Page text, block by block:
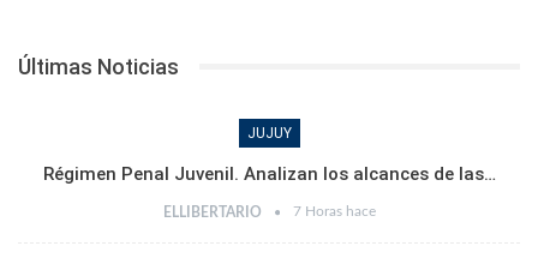
Últimas Noticias
JUJUY
Régimen Penal Juvenil. Analizan los alcances de las…
ELLIBERTARIO 7 Horas hace